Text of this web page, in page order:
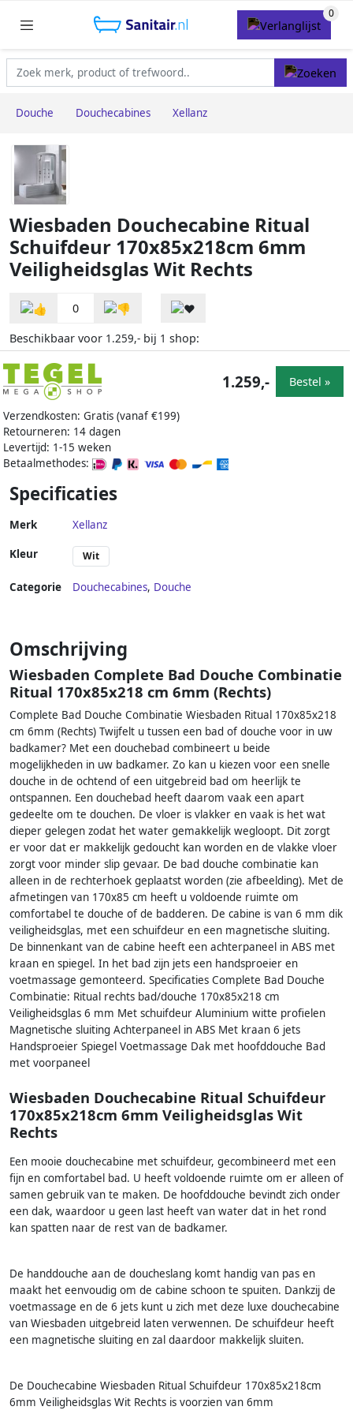
Douche Douchecabines Xellanz
Wiesbaden Douchecabine Ritual
Schuifdeur 170x85x218cm 6mm
Veiligheidsglas Wit Rechts
0
Beschikbaar voor 1.259,- bij 1 shop:
Verzendkosten: Gratis (vanaf €199)
Retourneren: 14 dagen
Levertijd: 1-15 weken
Betaalmethodes:
1.259,- Bestel »
Specificaties
Merk Xellanz
Kleur Wit
Categorie Douchecabines, Douche
Omschrijving
Wiesbaden Complete Bad Douche Combinatie
Ritual 170x85x218 cm 6mm (Rechts)
Complete Bad Douche Combinatie Wiesbaden Ritual 170x85x218
cm 6mm (Rechts) Twijfelt u tussen een bad of douche voor in uw
badkamer? Met een douchebad combineert u beide
mogelijkheden in uw badkamer. Zo kan u kiezen voor een snelle
douche in de ochtend of een uitgebreid bad om heerlijk te
ontspannen. Een douchebad heeft daarom vaak een apart
gedeelte om te douchen. De vloer is vlakker en vaak is het wat
dieper gelegen zodat het water gemakkelijk wegloopt. Dit zorgt
er voor dat er makkelijk gedoucht kan worden en de vlakke vloer
zorgt voor minder slip gevaar. De bad douche combinatie kan
alleen in de rechterhoek geplaatst worden (zie afbeelding). Met de
afmetingen van 170x85 cm heeft u voldoende ruimte om
comfortabel te douche of de badderen. De cabine is van 6 mm dik
veiligheidsglas, met een schuifdeur en een magnetische sluiting.
De binnenkant van de cabine heeft een achterpaneel in ABS met
kraan en spiegel. In het bad zijn jets een handsproeier en
voetmassage gemonteerd. Specificaties Complete Bad Douche
Combinatie: Ritual rechts bad/douche 170x85x218 cm
Veiligheidsglas 6 mm Met schuifdeur Aluminium witte profielen
Magnetische sluiting Achterpaneel in ABS Met kraan 6 jets
Handsproeier Spiegel Voetmassage Dak met hoofddouche Bad
met voorpaneel
Wiesbaden Douchecabine Ritual Schuifdeur
170x85x218cm 6mm Veiligheidsglas Wit
Rechts
Een mooie douchecabine met schuifdeur, gecombineerd met een
fijn en comfortabel bad. U heeft voldoende ruimte om er alleen of
samen gebruik van te maken. De hoofddouche bevindt zich onder
een dak, waardoor u geen last heeft van water dat in het rond
kan spatten naar de rest van de badkamer.
De handdouche aan de doucheslang komt handig van pas en
maakt het eenvoudig om de cabine schoon te spuiten. Dankzij de
voetmassage en de 6 jets kunt u zich met deze luxe douchecabine
van Wiesbaden uitgebreid laten verwennen. De schuifdeur heeft
een magnetische sluiting en zal daardoor makkelijk sluiten.
De Douchecabine Wiesbaden Ritual Schuifdeur 170x85x218cm
6mm Veiligheidsglas Wit Rechts is voorzien van 6mm